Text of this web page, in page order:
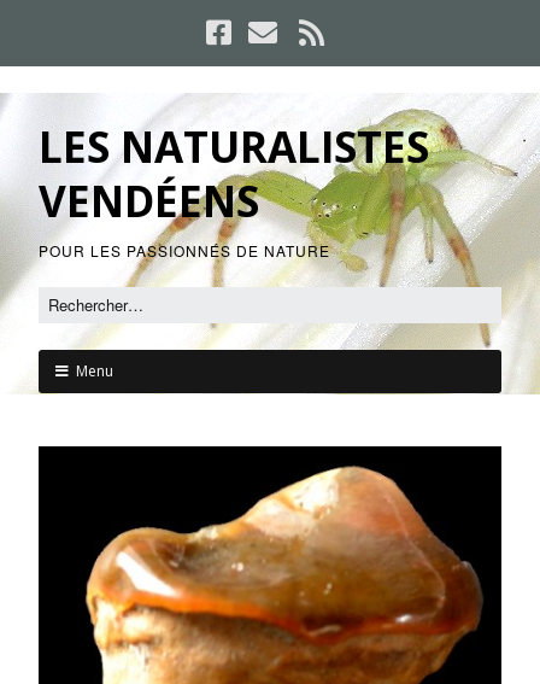
LES NATURALISTES
VENDÉENS
POUR LES PASSIONNÉS DE NATURE
Menu